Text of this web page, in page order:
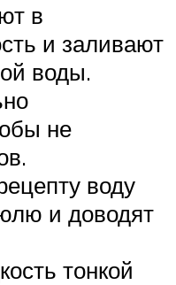
в
и заливают
воды.
не
воду
и доводят
тонкой